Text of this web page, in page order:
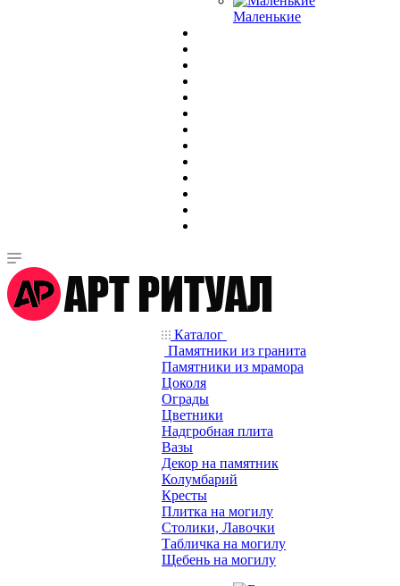
Маленькие
Каталог
Памятники из гранита
Памятники из мрамора
Цоколя
Ограды
Цветники
Надгробная плита
Вазы
Декор на памятник
Колумбарий
Кресты
Плитка на могилу
Столики, Лавочки
Табличка на могилу
Щебень на могилу